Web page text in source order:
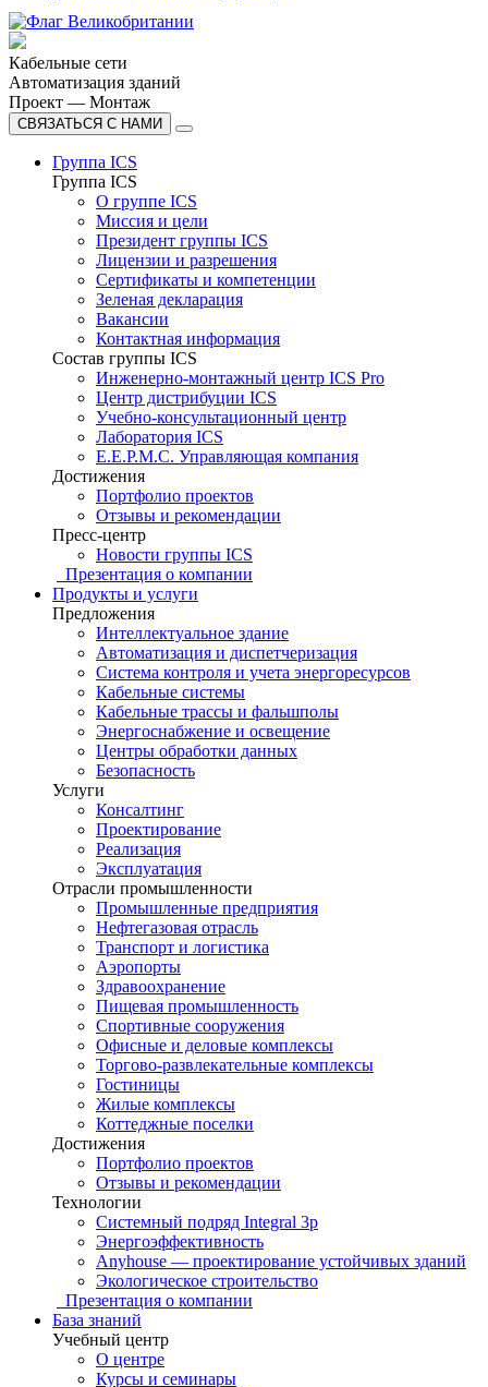
Кабельные сети
Автоматизация зданий
Проект — Монтаж
СВЯЗАТЬСЯ С НАМИ
Группа ICS
Группа ICS
О группе ICS
Миссия и цели
Президент группы ICS
Лицензии и разрешения
Сертификаты и компетенции
Зеленая декларация
Вакансии
Контактная информация
Состав группы ICS
Инженерно-монтажный центр ICS Pro
Центр дистрибуции ICS
Учебно-консультационный центр
Лаборатория ICS
E.E.P.M.C. Управляющая компания
Достижения
Портфолио проектов
Отзывы и рекомендации
Пресс-центр
Новости группы ICS
Презентация о компании
Продукты и услуги
Предложения
Интеллектуальное здание
Автоматизация и диспетчеризация
Система контроля и учета энергоресурсов
Кабельные системы
Кабельные трассы и фальшполы
Энергоснабжение и освещение
Центры обработки данных
Безопасность
Услуги
Консалтинг
Проектирование
Реализация
Эксплуатация
Отрасли промышленности
Промышленные предприятия
Нефтегазовая отрасль
Транспорт и логистика
Аэропорты
Здравоохранение
Пищевая промышленность
Спортивные сооружения
Офисные и деловые комплексы
Торгово-развлекательные комплексы
Гостиницы
Жилые комплексы
Коттеджные поселки
Достижения
Портфолио проектов
Отзывы и рекомендации
Технологии
Системный подряд Integral 3p
Энергоэффективность
Anyhouse — проектирование устойчивых зданий
Экологическое строительство
Презентация о компании
База знаний
Учебный центр
О центре
Курсы и семинары